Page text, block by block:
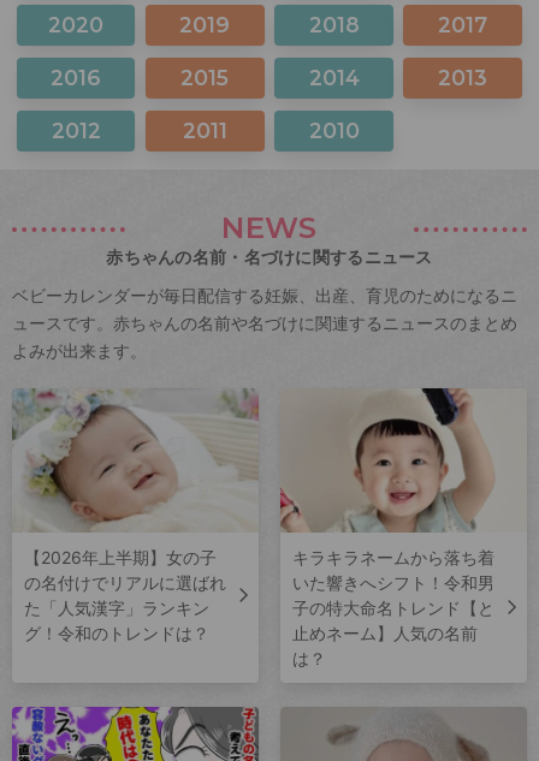
2020 2019 2018 2017
2016 2015 2014 2013
2012 2011 2010
NEWS
赤ちゃんの名前・名づけに関するニュース
ベビーカレンダーが毎日配信する妊娠、出産、育児のためになるニ
ュースです。赤ちゃんの名前や名づけに関連するニュースのまとめ
よみが出来ます。
【2026年上半期】女の子
の名付けでリアルに選ばれ
た「人気漢字」ランキン
グ！令和のトレンドは？
キラキラネームから落ち着
いた響きへシフト！令和男
子の特大命名トレンド【と
止めネーム】人気の名前
は？